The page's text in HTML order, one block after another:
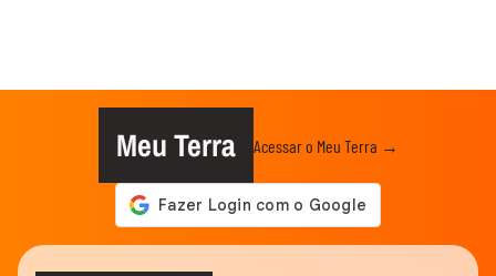
Meu Terra Acessar o Meu Terra →